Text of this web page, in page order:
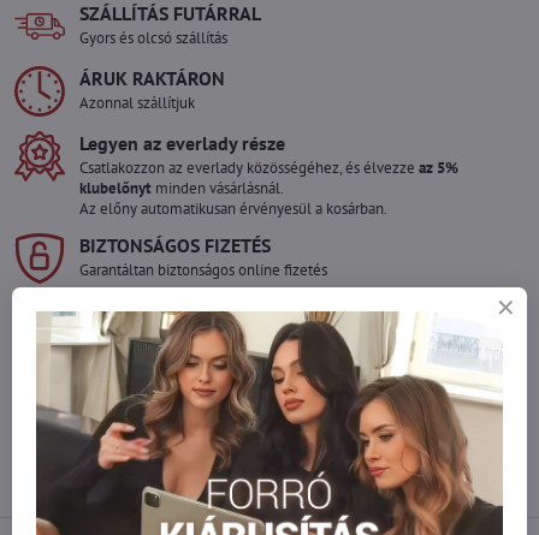
SZÁLLÍTÁS FUTÁRRAL
Gyors és olcsó szállítás
ÁRUK RAKTÁRON
Azonnal szállítjuk
Legyen az everlady része
Csatlakozzon az everlady közösségéhez, és élvezze az 5%
klubelőnyt minden vásárlásnál.
Az előny automatikusan érvényesül a kosárban.
BIZTONSÁGOS FIZETÉS
Garantáltan biztonságos online fizetés
Szeretne több terméket rendelni mint
amennyi raktáron van?
Ne habozzon kapcsolatba lépni velünk, raktárra szállítjuk az árut!
info​@everlady​.eu